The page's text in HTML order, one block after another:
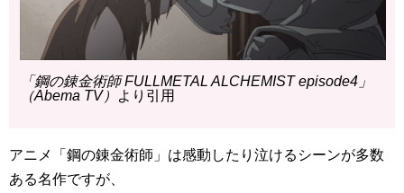
「鋼の錬金術師 FULLMETAL ALCHEMIST episode4」
（Abema TV）
より引用
アニメ「鋼の錬金術師」は感動したり泣けるシーンが多数
ある名作ですが、